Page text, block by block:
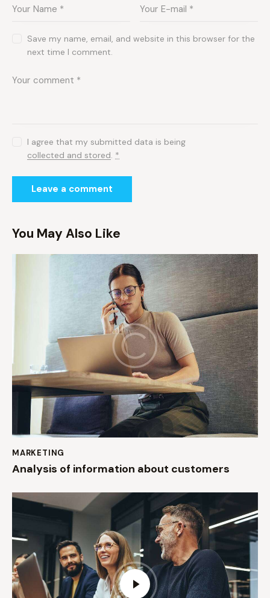
Save my name, email, and website in this browser for the
next time I comment.
I agree that my submitted data is being
collected and stored. *
You May Also Like
MARKETING
Analysis of information about customers